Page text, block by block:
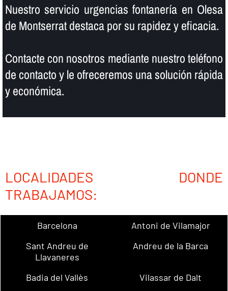
Nuestro servicio urgencias fontanerí­a en Olesa
de Montserrat destaca por su rapidez y eficacia.
Contacte con nosotros mediante nuestro teléfono
de contacto y le ofreceremos una solución rápida
y económica.
LOCALIDADES DONDE
TRABAJAMOS:
Barcelona
Antoni de Vilamajor
Sant Andreu de
Llavaneres
Andreu de la Barca
Badia del Vallès
Vilassar de Dalt